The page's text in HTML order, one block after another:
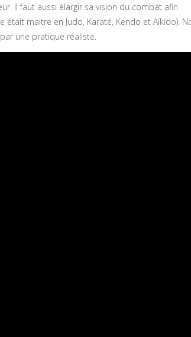
Il faut aussi élargir sa vision du combat afin
maitre en Judo, Karaté, Kendo et Aïkido).
une pratique réaliste.